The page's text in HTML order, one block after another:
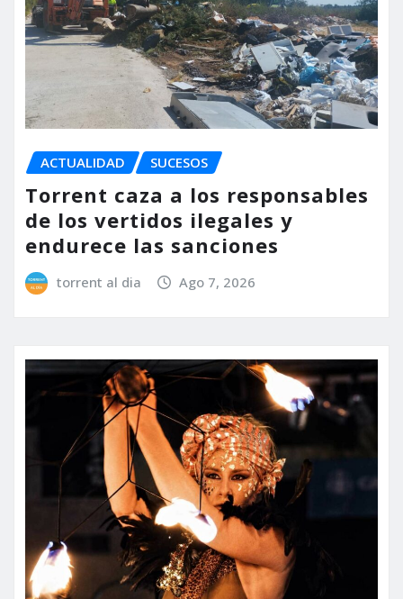
ACTUALIDAD SUCESOS
Torrent caza a los responsables
de los vertidos ilegales y
endurece las sanciones
torrent al dia Ago 7, 2026